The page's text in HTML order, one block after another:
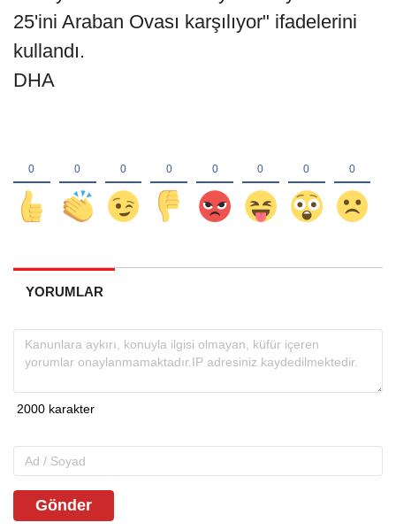
25'ini Araban Ovası karşılıyor" ifadelerini
kullandı.
DHA
YORUMLAR
Gönder